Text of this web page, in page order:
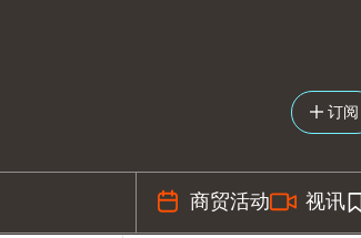
订阅
商贸活动 视讯